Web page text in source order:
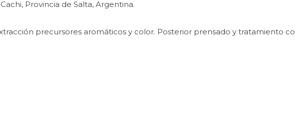
Cachi, Provincia de Salta, Argentina.
precursores aromáticos y color. Posterior prensado y tratamiento